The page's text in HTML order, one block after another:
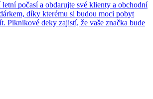
počasí a obdarujte své klienty a obchodní
díky kterému si budou moci pobyt
Piknikové deky zajistí, že vaše značka bude